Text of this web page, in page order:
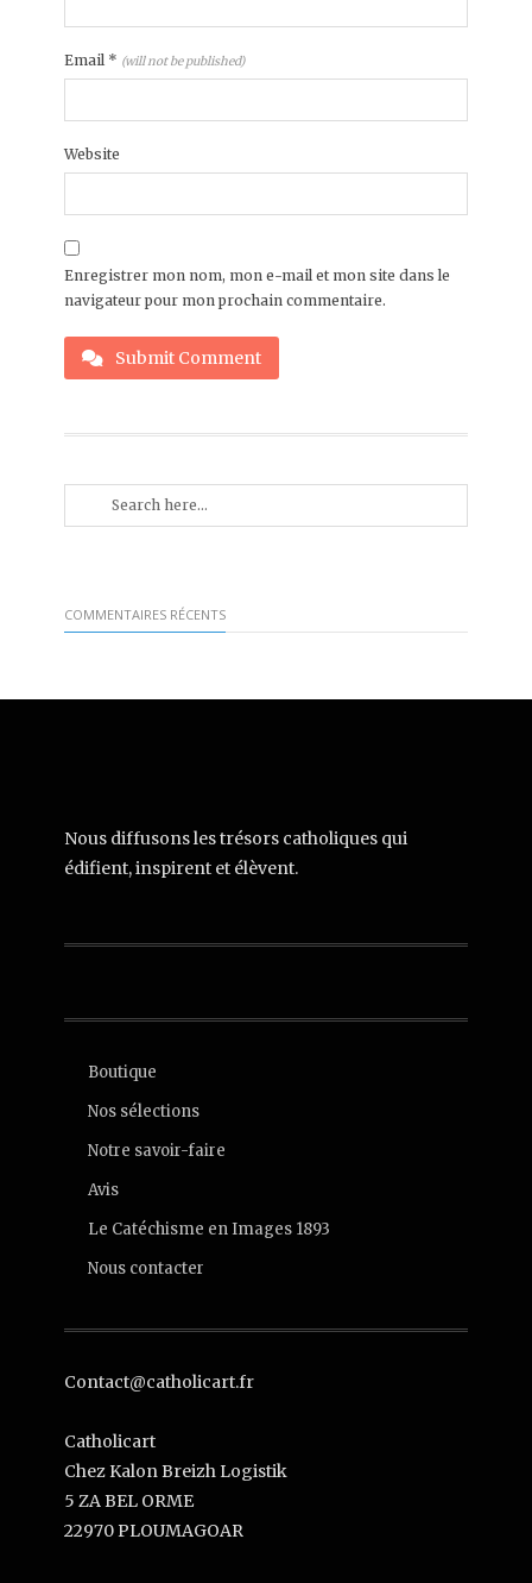
Email * (will not be published)
Website
Enregistrer mon nom, mon e-mail et mon site dans le
navigateur pour mon prochain commentaire.
Submit Comment
COMMENTAIRES RÉCENTS
Nous diffusons les trésors catholiques qui
édifient, inspirent et élèvent.
Boutique
Nos sélections
Notre savoir-faire
Avis
Le Catéchisme en Images 1893
Nous contacter
Contact@catholicart.fr
Catholicart
Chez Kalon Breizh Logistik
5 ZA BEL ORME
22970 PLOUMAGOAR